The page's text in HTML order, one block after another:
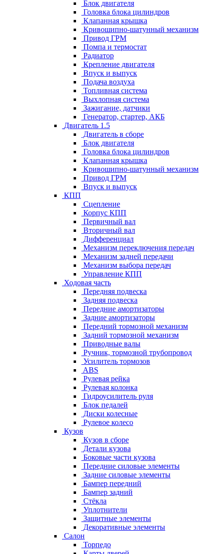
Блок двигателя
Головка блока цилиндров
Клапанная крышка
Кривошипно-шатунный механизм
Привод ГРМ
Помпа и термостат
Радиатор
Крепление двигателя
Впуск и выпуск
Подача воздуха
Топливная система
Выхлопная система
Зажигание, датчики
Генератор, стартер, АКБ
Двигатель 1.5
Двигатель в сборе
Блок двигателя
Головка блока цилиндров
Клапанная крышка
Кривошипно-шатунный механизм
Привод ГРМ
Впуск и выпуск
КПП
Сцепление
Корпус КПП
Первичный вал
Вторичный вал
Дифференциал
Механизм переключения передач
Механизм задней передачи
Механизм выбора передач
Управление КПП
Ходовая часть
Передняя подвеска
Задняя подвеска
Передние амортизаторы
Задние амортизаторы
Передний тормозной механизм
Задний тормозной механизм
Приводные валы
Ручник, тормозной трубопровод
Усилитель тормозов
ABS
Рулевая рейка
Рулевая колонка
Гидроусилитель руля
Блок педалей
Диски колесные
Рулевое колесо
Кузов
Кузов в сборе
Детали кузова
Боковые части кузова
Передние силовые элементы
Задние силовые элементы
Бампер передний
Бампер задний
Стёкла
Уплотнители
Защитные элементы
Декоративные элементы
Салон
Торпедо